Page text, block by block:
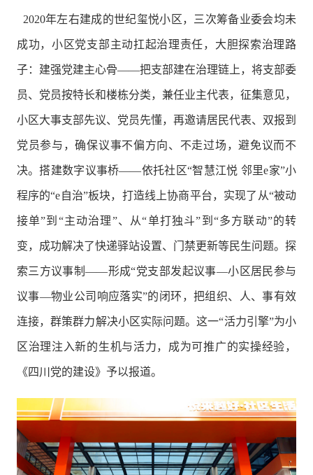
2020年左右建成的世纪玺悦小区，三次筹备业委会均未
成功，小区党支部主动扛起治理责任，大胆探索治理路
子：建强党建主心骨——把支部建在治理链上，将支部委
员、党员按特长和楼栋分类，兼任业主代表，征集意见，
小区大事支部先议、党员先懂，再邀请居民代表、双报到
党员参与，确保议事不偏方向、不走过场，避免议而不
决。搭建数字议事桥——依托社区“智慧江悦 邻里e家”小
程序的“e自治”板块，打造线上协商平台，实现了从“被动
接单”到“主动治理”、从“单打独斗”到“多方联动”的转
变，成功解决了快递驿站设置、门禁更新等民生问题。探
索三方议事制——形成“党支部发起议事—小区居民参与
议事—物业公司响应落实”的闭环，把组织、人、事有效
连接，群策群力解决小区实际问题。这一“活力引擎”为小
区治理注入新的生机与活力，成为可推广的实操经验，
《四川党的建设》予以报道。